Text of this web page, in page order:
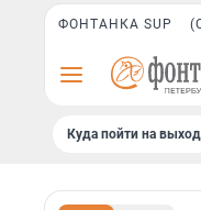
ФОНТАНКА SUP
Куда пойти на